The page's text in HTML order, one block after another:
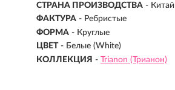
СТРАНА ПРОИЗВОДСТВА - Китай
ФАКТУРА - Ребристые
ФОРМА - Круглые
ЦВЕТ - Белые (White)
КОЛЛЕКЦИЯ - Trianon (Трианон)